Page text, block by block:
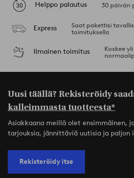
Helppo palautus 30 päivän
Express
Saat pakettisi
toimituksella
Ilmainen toimitus
Koskee
Uusi täällä? Rekisteröidy
kalleimmasta tuotteesta*
Asiakkaana meillä olet ensimmäinen,
tarjouksia, jännittäviä uutisia ja paljon
Rekisteröidy itse